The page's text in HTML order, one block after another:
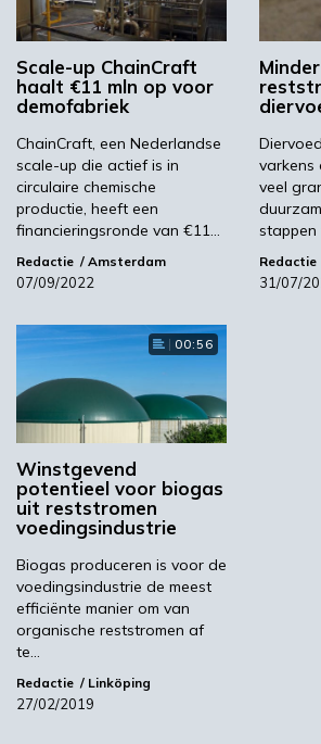
uiteindelijk ook de consument.
biogebaseerde vetzuren,
organische reststromen, af te
gebruik van fossiele olie en
gereduceerd. De samenwerking
een toekomstbestendig
resultaat tegen competitieve
Niels van Stralen, directeur en
ChainCraft: “De samenwerking
bevestigt nogmaals de
economische haalbaarheid van
en duurzame concept. We staan
aan het begin van de transitie
volledig fossiel en palmolievrij
zullen daarom onze
komende jaren flink opschalen.”
Beeld: ChainCraft/YouTube
AgriFirm ChainCraft
Scale-up ChainCraft
haalt €11 mln op voor
demofabriek
ChainCraft, een Nederlandse
scale-up die actief is in
circulaire chemische
productie, heeft een
financieringsronde van €11…
Redactie Amsterdam
07/09/2022
varkens
veel
stappen
Redactie
31/07/
00:56
Winstgevend
potentieel voor biogas
uit reststromen
voedingsindustrie
Biogas produceren is voor de
voedingsindustrie de meest
efficiënte manier om van
organische reststromen af
te…
Redactie Linköping
27/02/2019